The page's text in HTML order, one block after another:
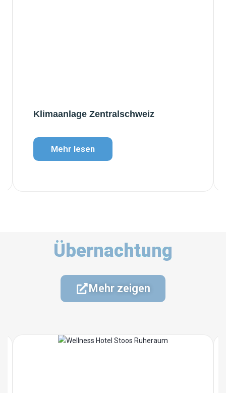
Klimaanlage Zentralschweiz
Mehr lesen
Übernachtung
Mehr zeigen